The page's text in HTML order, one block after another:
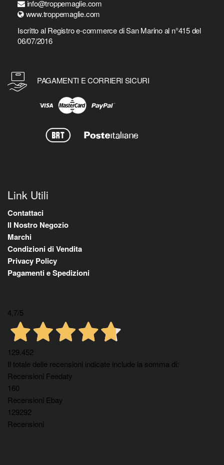
info@troppemaglie.com
www.troppemaglie.com
Iscritto al Registro e-commerce di San Marino al n°415 del
06/07/2016
PAGAMENTI E CORRIERI SICURI
Link Utili
Contattaci
Il Nostro Negozio
Marchi
Condizioni di Vendita
Privacy Policy
Pagamenti e Spedizioni
4,7/5
129.452
Il totale delle recensioni indicate include la somma di:
Recensioni Feedaty
160
Recensioni Ebay
129292
Recensioni